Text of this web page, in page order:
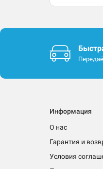
Информация
О нас
Гарантия и
Условия